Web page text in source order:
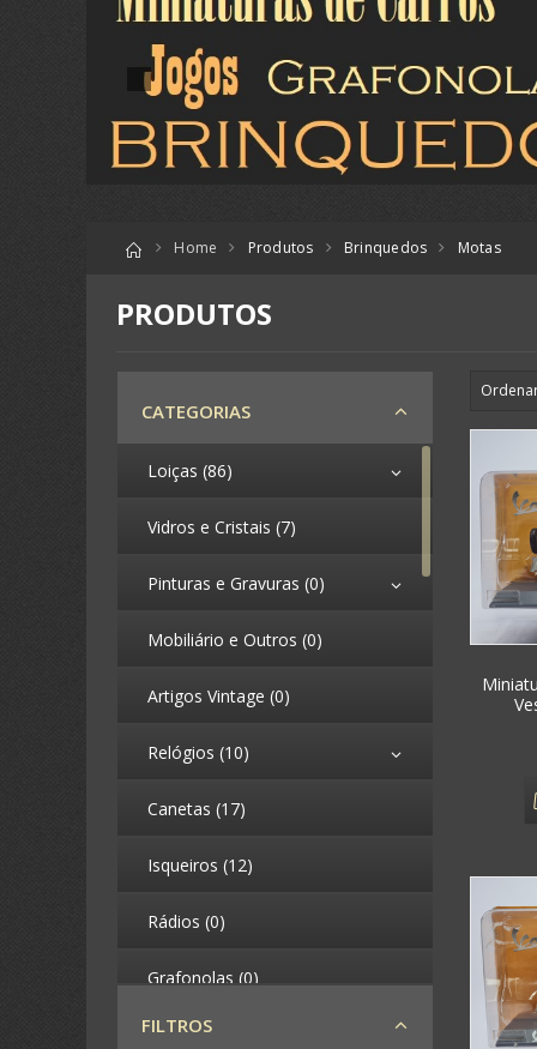
Home Produtos Brinquedos Motas
PRODUTOS
CATEGORIAS
Loiças (86)
Vidros e Cristais (7)
Pinturas e Gravuras (0)
Mobiliário e Outros (0)
Artigos Vintage (0)
Relógios (10)
Canetas (17)
Isqueiros (12)
Rádios (0)
Grafonolas (0)
Telefones (0)
FILTROS